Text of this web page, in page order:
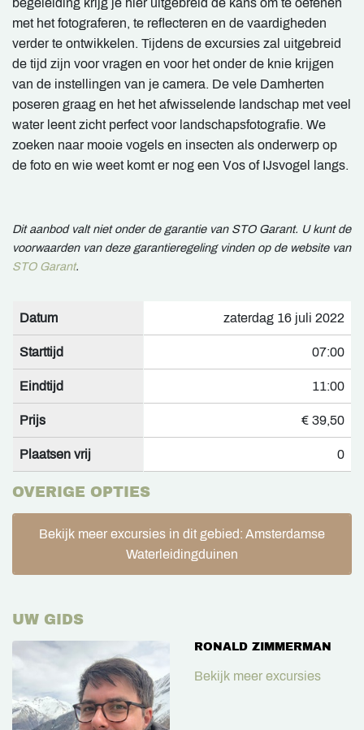
met het fotograferen, te reflecteren en de vaardigheden
verder te ontwikkelen. Tijdens de excursies zal uitgebreid
de tijd zijn voor vragen en voor het onder de knie krijgen
van de instellingen van je camera. De vele Damherten
poseren graag en het het afwisselende landschap met veel
water leent zicht perfect voor landschapsfotografie. We
zoeken naar mooie vogels en insecten als onderwerp op
de foto en wie weet komt er nog een Vos of IJsvogel langs.
Dit aanbod valt niet onder de garantie van STO Garant. U kunt de
voorwaarden van deze garantieregeling vinden op de website van
STO Garant.
Datum zaterdag 16 juli 2022
Starttijd 07:00
Eindtijd 11:00
Prijs € 39,50
Plaatsen vrij 0
OVERIGE OPTIES
Bekijk meer excursies in dit gebied: Amsterdamse
Waterleidingduinen
UW GIDS
RONALD ZIMMERMAN
Bekijk meer excursies